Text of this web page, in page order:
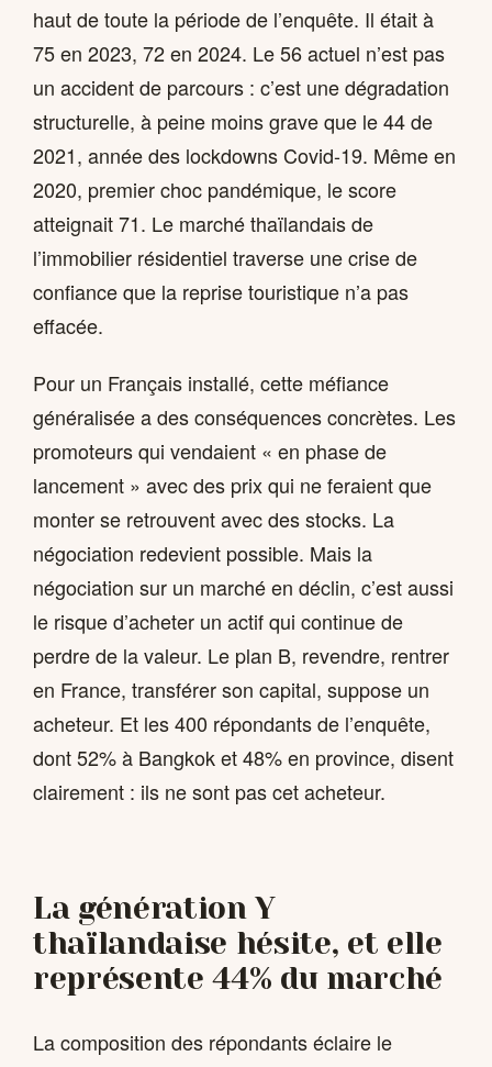
haut de toute la période de l’enquête. Il était à
75 en 2023, 72 en 2024. Le 56 actuel n’est pas
un accident de parcours : c’est une dégradation
structurelle, à peine moins grave que le 44 de
2021, année des lockdowns Covid-19. Même en
2020, premier choc pandémique, le score
atteignait 71. Le marché thaïlandais de
l’immobilier résidentiel traverse une crise de
confiance que la reprise touristique n’a pas
effacée.
Pour un Français installé, cette méfiance
généralisée a des conséquences concrètes. Les
promoteurs qui vendaient « en phase de
lancement » avec des prix qui ne feraient que
monter se retrouvent avec des stocks. La
négociation redevient possible. Mais la
négociation sur un marché en déclin, c’est aussi
le risque d’acheter un actif qui continue de
perdre de la valeur. Le plan B, revendre, rentrer
en France, transférer son capital, suppose un
acheteur. Et les 400 répondants de l’enquête,
dont 52% à Bangkok et 48% en province, disent
clairement : ils ne sont pas cet acheteur.
La génération Y
thaïlandaise hésite, et elle
représente 44% du marché
La composition des répondants éclaire le